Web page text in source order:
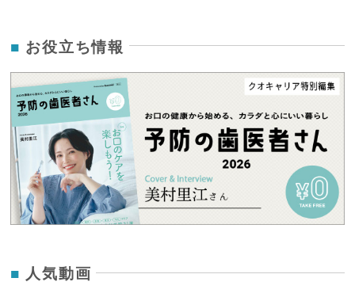
お役立ち情報
人気動画